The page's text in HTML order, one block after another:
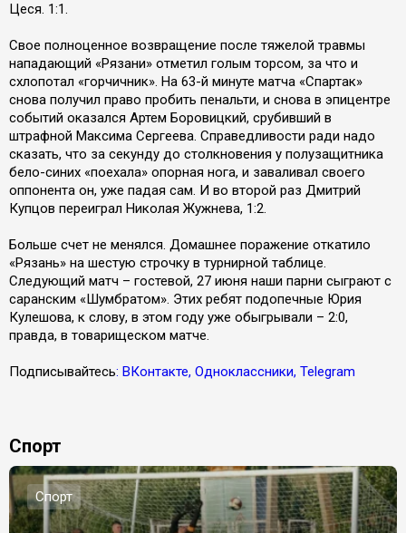
Цеся. 1:1.
Свое полноценное возвращение после тяжелой травмы
нападающий «Рязани» отметил голым торсом, за что и
схлопотал «горчичник». На 63-й минуте матча «Спартак»
снова получил право пробить пенальти, и снова в эпицентре
событий оказался Артем Боровицкий, срубивший в
штрафной Максима Сергеева. Справедливости ради надо
сказать, что за секунду до столкновения у полузащитника
бело-синих «поехала» опорная нога, и заваливал своего
оппонента он, уже падая сам. И во второй раз Дмитрий
Купцов переиграл Николая Жужнева, 1:2.
Больше счет не менялся. Домашнее поражение откатило
«Рязань» на шестую строчку в турнирной таблице.
Следующий матч – гостевой, 27 июня наши парни сыграют с
саранским «Шумбратом». Этих ребят подопечные Юрия
Кулешова, к слову, в этом году уже обыгрывали – 2:0,
правда, в товарищеском матче.
Подписывайтесь: ВКонтакте, Одноклассники, Telegram
Спорт
Спорт